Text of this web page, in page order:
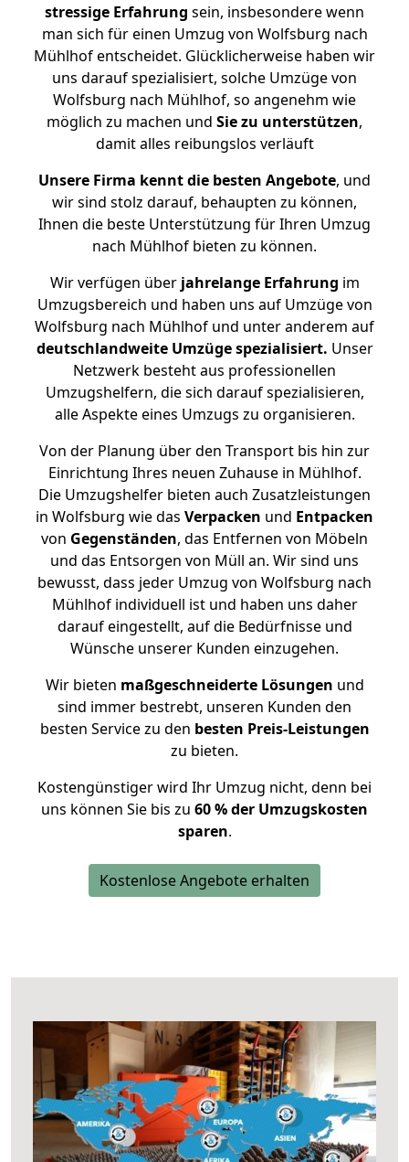
stressige Erfahrung sein, insbesondere wenn
man sich für einen Umzug von Wolfsburg nach
Mühlhof entscheidet. Glücklicherweise haben wir
uns darauf spezialisiert, solche Umzüge von
Wolfsburg nach Mühlhof, so angenehm wie
möglich zu machen und Sie zu unterstützen,
damit alles reibungslos verläuft
Unsere Firma kennt die besten Angebote, und
wir sind stolz darauf, behaupten zu können,
Ihnen die beste Unterstützung für Ihren Umzug
nach Mühlhof bieten zu können.
Wir verfügen überjahrelange Erfahrung im
Umzugsbereich und haben uns auf Umzüge von
Wolfsburg nach Mühlhof und unter anderem auf
deutschlandweite Umzüge spezialisiert. Unser
Netzwerk besteht aus professionellen
Umzugshelfern, die sich darauf spezialisieren,
alle Aspekte eines Umzugs zu organisieren.
Von der Planung über den Transport bis hin zur
Einrichtung Ihres neuen Zuhause in Mühlhof.
Die Umzugshelfer bieten auch Zusatzleistungen
in Wolfsburg wie das Verpacken und Entpacken
von Gegenständen, das Entfernen von Möbeln
und das Entsorgen von Müll an. Wir sind uns
bewusst, dass jeder Umzug von Wolfsburg nach
Mühlhof individuell ist und haben uns daher
darauf eingestellt, auf die Bedürfnisse und
Wünsche unserer Kunden einzugehen.
Wir bieten maßgeschneiderte Lösungen und
sind immer bestrebt, unseren Kunden den
besten Service zu den besten Preis-Leistungen
zu bieten.
Kostengünstiger wird Ihr Umzug nicht, denn bei
uns können Sie bis zu 60 % der Umzugskosten
sparen.
Kostenlose Angebote erhalten